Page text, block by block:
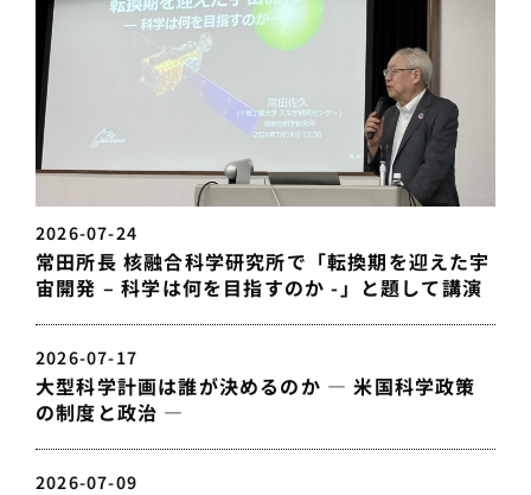
2026-07-24
常田所長 核融合科学研究所で「転換期を迎えた宇
宙開発 – 科学は何を目指すのか -」と題して講演
2026-07-17
大型科学計画は誰が決めるのか — 米国科学政策
の制度と政治 —
2026-07-09